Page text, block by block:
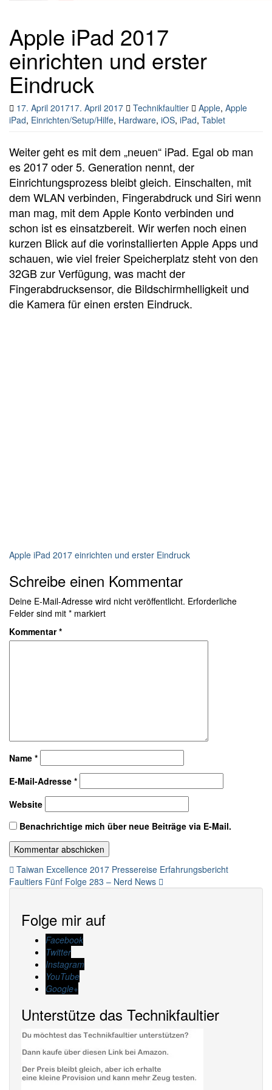
Apple iPad 2017
einrichten und erster
Eindruck
17. April 201717. April 2017 Technikfaultier Apple, Apple
iPad, Einrichten/Setup/Hilfe, Hardware, iOS, iPad, Tablet
Weiter geht es mit dem „neuen“ iPad. Egal ob man
es 2017 oder 5. Generation nennt, der
Einrichtungsprozess bleibt gleich. Einschalten, mit
dem WLAN verbinden, Fingerabdruck und Siri wenn
man mag, mit dem Apple Konto verbinden und
schon ist es einsatzbereit. Wir werfen noch einen
kurzen Blick auf die vorinstallierten Apple Apps und
schauen, wie viel freier Speicherplatz steht von den
32GB zur Verfügung, was macht der
Fingerabdrucksensor, die Bildschirmhelligkeit und
die Kamera für einen ersten Eindruck.
Apple iPad 2017 einrichten und erster Eindruck
Schreibe einen Kommentar
Deine E-Mail-Adresse wird nicht veröffentlicht. Erforderliche
Felder sind mit * markiert
Kommentar*
Name *
E-Mail-Adresse *
Website
Benachrichtige mich über neue Beiträge via E-Mail.
Beitragsnavigation
Taiwan Excellence 2017 Pressereise Erfahrungsbericht
Faultiers Fünf Folge 283 – Nerd News
Folge mir auf
Facebook
Twitter
Instagram
YouTube
Google+
Unterstütze das Technikfaultier